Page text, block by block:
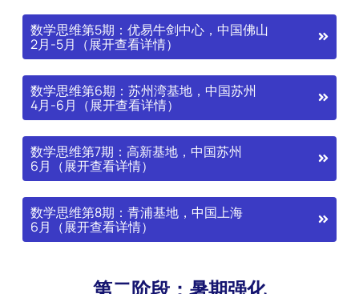
数学思维第5期：优易牛剑中心，中国佛山
2月-5月（展开查看详情）
数学思维第6期：苏州湾基地，中国苏州
4月-6月（展开查看详情）
数学思维第7期：高新基地，中国苏州
6月（展开查看详情）
数学思维第8期：青浦基地，中国上海
6月（展开查看详情）
第二阶段：暑期强化